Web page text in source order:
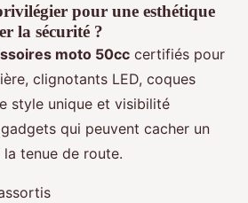
pour une esthétique
la sécurité ?
moto 50cc certifiés pour
clignotants LED, coques
style unique et visibilité
qui peuvent cacher un
tenue de route.